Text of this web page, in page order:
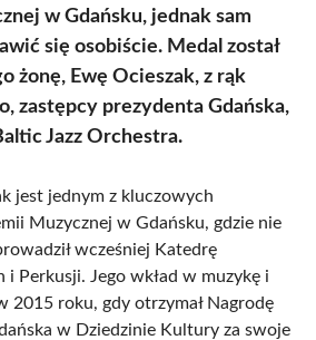
w Gdańsku, jednak sam
się osobiście. Medal został
żonę, Ewę Ocieszak, z rąk
zastępcy prezydenta Gdańska,
Jazz Orchestra.
jest jednym z kluczowych
Muzycznej w Gdańsku, gdzie nie
wcześniej Katedrę
Perkusji. Jego wkład w muzykę i
2015 roku, gdy otrzymał Nagrodę
w Dziedzinie Kultury za swoje